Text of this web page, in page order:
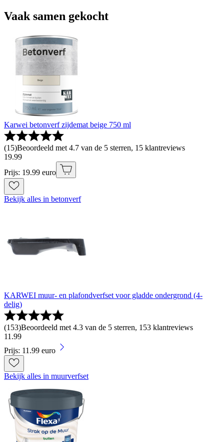
Vaak samen gekocht
Karwei betonverf zijdemat beige 750 ml
(15)Beoordeeld met 4.7 van de 5 sterren, 15 klantreviews
19.99
Prijs: 19.99 euro
Bekijk alles in betonverf
KARWEI muur- en plafondverfset voor gladde ondergrond (4-
delig)
(153)Beoordeeld met 4.3 van de 5 sterren, 153 klantreviews
11 .99
Prijs: 11.99 euro
Bekijk alles in muurverfset